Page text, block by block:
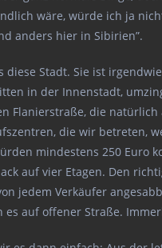
wäre, würde ich ja
anders hier in Sibirien”.
diese Stadt. Sie ist
in der Innenstadt,
Flanierstraße, die
die wir betreten,
mindestens 250 Euro
auf vier Etagen. Den
jedem Verkäufer
auf offener Straße.